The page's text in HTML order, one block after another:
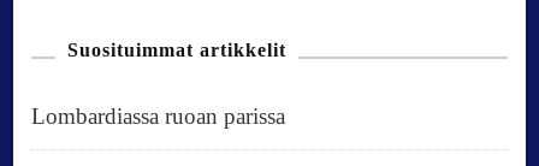
Suosituimmat artikkelit
Lombardiassa ruoan parissa